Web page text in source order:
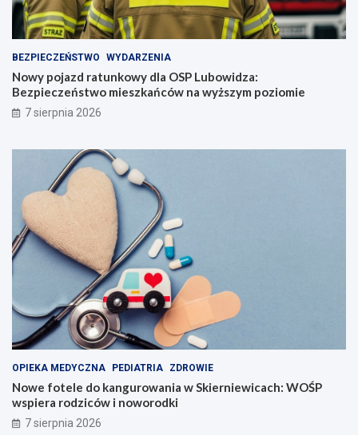
BEZPIECZEŃSTWO WYDARZENIA
Nowy pojazd ratunkowy dla OSP Lubowidza:
Bezpieczeństwo mieszkańców na wyższym poziomie
7 sierpnia 2026
OPIEKA MEDYCZNA PEDIATRIA ZDROWIE
Nowe fotele do kangurowania w Skierniewicach: WOŚP
wspiera rodziców i noworodki
7 sierpnia 2026